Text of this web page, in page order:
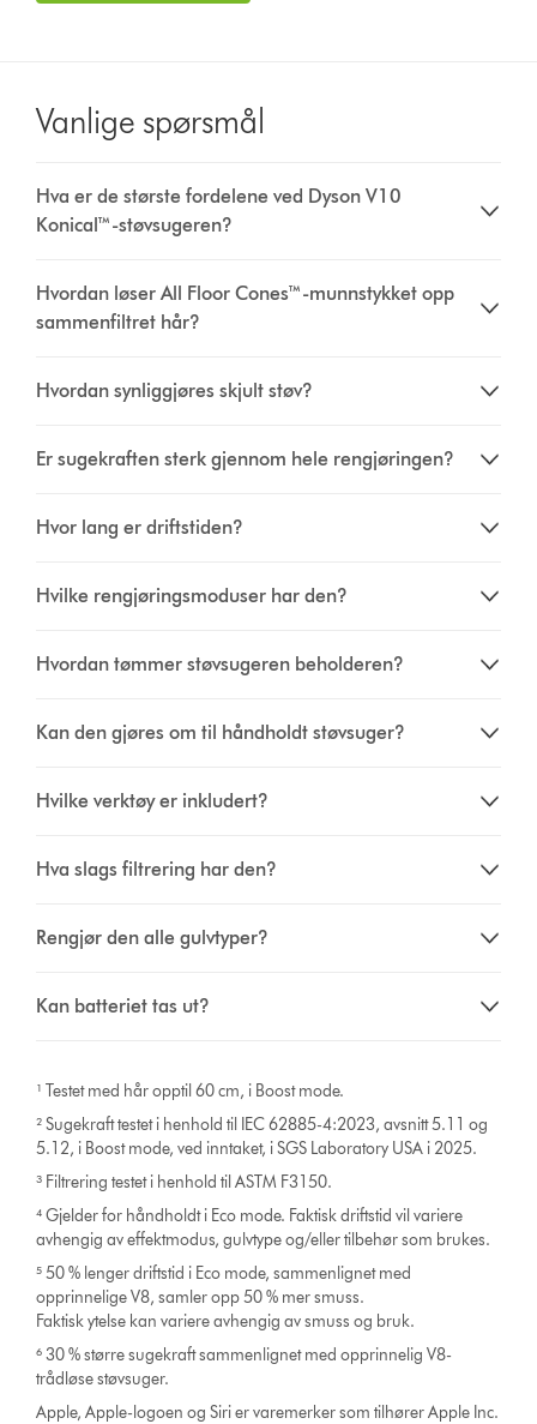
Vanlige spørsmål
Hva er de største fordelene ved Dyson V10
Konical™-støvsugeren?
Hvordan løser All Floor Cones™-munnstykket opp
sammenfiltret hår?
Hvordan synliggjøres skjult støv?
Er sugekraften sterk gjennom hele rengjøringen?
Hvor lang er driftstiden?
Hvilke rengjøringsmoduser har den?
Hvordan tømmer støvsugeren beholderen?
Kan den gjøres om til håndholdt støvsuger?
Hvilke verktøy er inkludert?
Hva slags filtrering har den?
Rengjør den alle gulvtyper?
Kan batteriet tas ut?
¹ Testet med hår opptil 60 cm, i Boost mode.
² Sugekraft testet i henhold til IEC 62885-4:2023, avsnitt 5.11 og
5.12, i Boost mode, ved inntaket, i SGS Laboratory USA i 2025.
³ Filtrering testet i henhold til ASTM F3150.
⁴ Gjelder for håndholdt i Eco mode. Faktisk driftstid vil variere
avhengig av effektmodus, gulvtype og/eller tilbehør som brukes.
⁵ 50 % lenger driftstid i Eco mode, sammenlignet med
opprinnelige V8, samler opp 50 % mer smuss.
Faktisk ytelse kan variere avhengig av smuss og bruk.
⁶ 30 % større sugekraft sammenlignet med opprinnelig V8-
trådløse støvsuger.
Apple, Apple-logoen og Siri er varemerker som tilhører Apple Inc.